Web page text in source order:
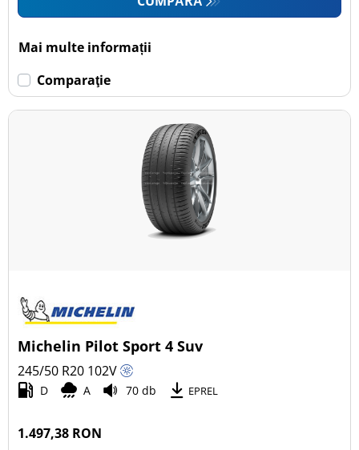
Mai multe informații
Comparaţie
Michelin Pilot Sport 4 Suv
245/50 R20 102V
D A 70 db EPREL
1.497,38 RON